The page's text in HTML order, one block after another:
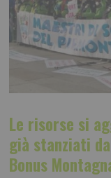
Le risorse si
già stanziati
Bonus